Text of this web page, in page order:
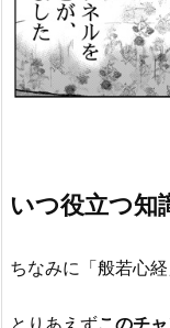
いつ役立つ知
ちなみに「般若心経
とりあえずこのチ